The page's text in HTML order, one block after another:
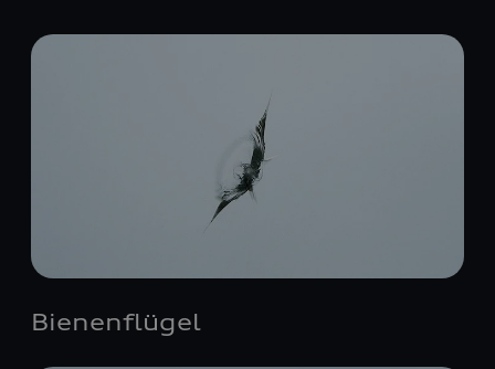
Bienenflügel